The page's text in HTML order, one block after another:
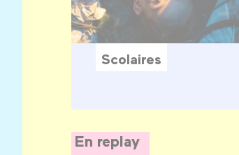
Scolaires
En replay